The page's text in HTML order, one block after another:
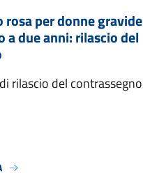
rosa per donne gravide
a due anni: rilascio del
rilascio del contrassegno